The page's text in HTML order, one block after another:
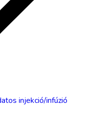
injekció/infúzió